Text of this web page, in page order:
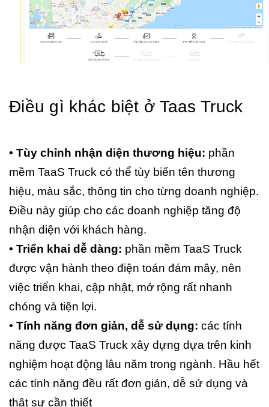
Điều gì khác biệt ở Taas Truck
• Tùy chỉnh nhận diện thương hiệu: phần
mềm TaaS Truck có thể tùy biến tên thương
hiệu, màu sắc, thông tin cho từng doanh nghiệp.
Điều này giúp cho các doanh nghiệp tăng độ
nhận diện với khách hàng.
• Triển khai dễ dàng: phần mềm TaaS Truck
được vận hành theo điện toán đám mây, nên
việc triển khai, cập nhật, mở rộng rất nhanh
chóng và tiện lợi.
• Tính năng đơn giản, dễ sử dụng: các tính
năng được TaaS Truck xây dựng dựa trên kinh
nghiệm hoạt động lâu năm trong ngành. Hầu hết
các tính năng đều rất đơn giản, dễ sử dụng và
thật sự cần thiết